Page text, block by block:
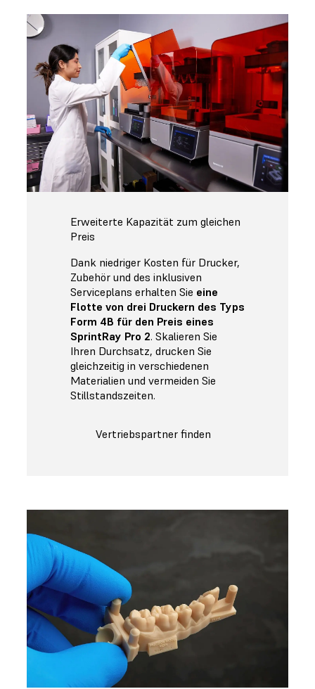
Erweiterte Kapazität zum gleichen
Preis
Dank niedriger Kosten für Drucker,
Zubehör und des inklusiven
Serviceplans erhalten Sie eine
Flotte von drei Druckern des Typs
Form 4B für den Preis eines
SprintRay Pro 2. Skalieren Sie
Ihren Durchsatz, drucken Sie
gleichzeitig in verschiedenen
Materialien und vermeiden Sie
Stillstandszeiten.
Vertriebspartner finden